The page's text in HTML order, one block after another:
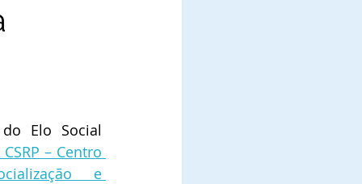
Elo Social
– Centro
e